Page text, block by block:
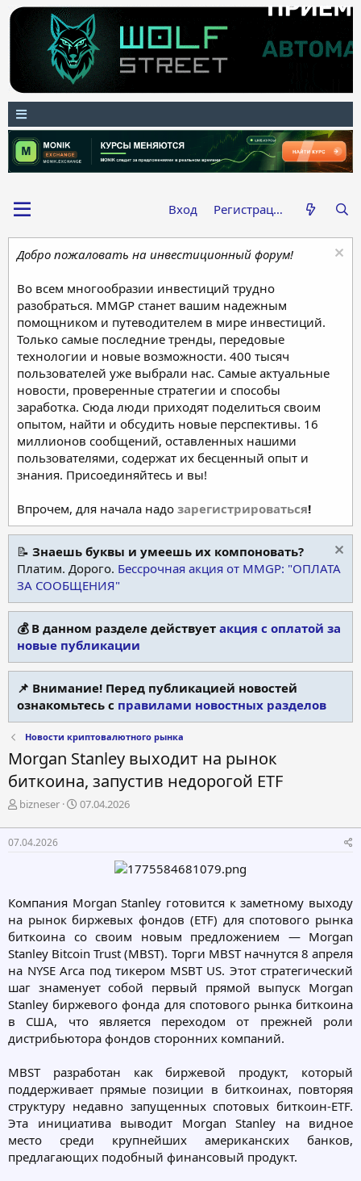
Вход Регистрация
Добро пожаловать на инвестиционный форум!
Во всем многообразии инвестиций трудно
разобраться. MMGP станет вашим надежным
помощником и путеводителем в мире инвестиций.
Только самые последние тренды, передовые
технологии и новые возможности. 400 тысяч
пользователей уже выбрали нас. Самые актуальные
новости, проверенные стратегии и способы
заработка. Сюда люди приходят поделиться своим
опытом, найти и обсудить новые перспективы. 16
миллионов сообщений, оставленных нашими
пользователями, содержат их бесценный опыт и
знания. Присоединяйтесь и вы!
Впрочем, для начала надо зарегистрироваться!
📝 Знаешь буквы и умеешь их компоновать?
Платим. Дорого. Бессрочная акция от MMGP: "ОПЛАТА
ЗА СООБЩЕНИЯ"
💰 В данном разделе действует акция с оплатой за
новые публикации
📌 Внимание! Перед публикацией новостей
ознакомьтесь с правилами новостных разделов
Новости криптовалютного рынка
Morgan Stanley выходит на рынок
биткоина, запустив недорогой ETF
А
т
о
м
ы
bizneser
Д
т
а
л
а
07.04.2026
07.04.2026
Компания Morgan Stanley готовится к заметному выходу
на рынок биржевых фондов (ETF) для спотового рынка
биткоина со своим новым предложением — Morgan
Stanley Bitcoin Trust (MBST). Торги MBST начнутся 8 апреля
на NYSE Arca под тикером MSBT US. Этот стратегический
шаг знаменует собой первый прямой выпуск Morgan
Stanley биржевого фонда для спотового рынка биткоина
в США, что является переходом от прежней роли
дистрибьютора фондов сторонних компаний.
MBST разработан как биржевой продукт, который
поддерживает прямые позиции в биткоинах, повторяя
структуру недавно запущенных спотовых биткоин-ETF.
Эта инициатива выводит Morgan Stanley на видное
место среди крупнейших американских банков,
предлагающих подобный финансовый продукт.